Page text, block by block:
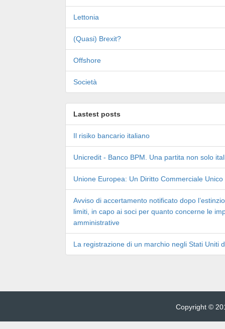
Lettonia
(Quasi) Brexit?
Offshore
Società
Lastest posts
Il risiko bancario italiano
Unicredit - Banco BPM. Una partita non solo
Unione Europea: Un Diritto Commerciale Unico
Avviso di accertamento notificato dopo
limiti, in capo ai soci per quanto concerne le
amministrative
La registrazione di un marchio negli Stati Uniti
Copyright ©